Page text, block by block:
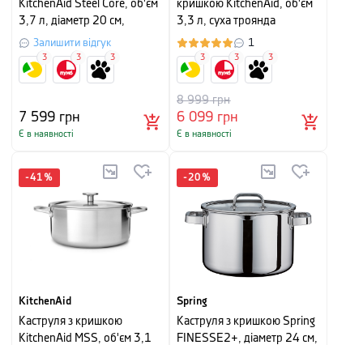
KitchenAid Steel Core, об'єм
3,7 л, діаметр 20 см,
червоний
Залишити відгук
7 599 грн
Є в наявності
3 3 3
кришкою KitchenAid, об'єм
3,3 л, суха троянда
1
6 099 грн
8 999грн
Є в наявності
3 3 3
-41 %
KitchenAid
Каструля з кришкою
KitchenAid MSS, об'єм 3,1
-20 %
Spring
Каструля з кришкою Spring
FINESSE2+, діаметр 24 см,